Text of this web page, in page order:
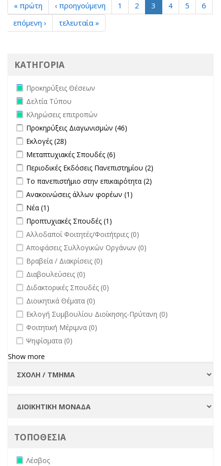
« πρώτη ‹ προηγούμενη 1 2 3 4 5
6
επόμενη ›
τελευταία »
ΚΑΤΗΓΟΡΙΑ
Remove Προκηρύξεις Θέσεων filter
Προκηρύξεις Θέσεων
Remove Δελτία Τύπου filter
Δελτία Τύπου
Remove Κληρώσεις επιτροπών filter
Κληρώσεις επιτροπών
Apply Προκηρύξεις Διαγωνισμών filter
Προκηρύξεις Διαγωνισμών (46)
Apply Εκλογές filter
Εκλογές (28)
Apply Μεταπτυχιακές Σπουδές filter
Μεταπτυχιακές Σπουδές (6)
Apply Περιοδικές Εκδόσεις Πανεπιστημίου filter
Περιοδικές Εκδόσεις Πανεπιστημίου (2)
Apply Το πανεπιστήμιο στην επικαιρότητα filter
Το πανεπιστήμιο στην επικαιρότητα (2)
Apply Ανακοινώσεις άλλων φορέων filter
Ανακοινώσεις άλλων φορέων (1)
Apply Νέα filter
Νέα (1)
Apply Προπτυχιακές Σπουδές filter
Προπτυχιακές Σπουδές (1)
undefined
Αλλοδαποί Φοιτητές/Φοιτήτριες (0)
undefined
Αποφάσεις Συλλογικών Οργάνων (0)
undefined
Βραβεία / Διακρίσεις (0)
undefined
Διαβουλεύσεις (0)
undefined
Διδακτορικές Σπουδές (0)
undefined
Διοικητικά Θέματα (0)
undefined
Εκλογή Συμβουλίου Διοίκησης-Πρύτανη (0)
undefined
Φοιτητική Μέριμνα (0)
undefined
Ψηφίσματα (0)
Show more
ΤΟΠΟΘΕΣΙΑ
Remove Λέσβος filter
Λέσβος